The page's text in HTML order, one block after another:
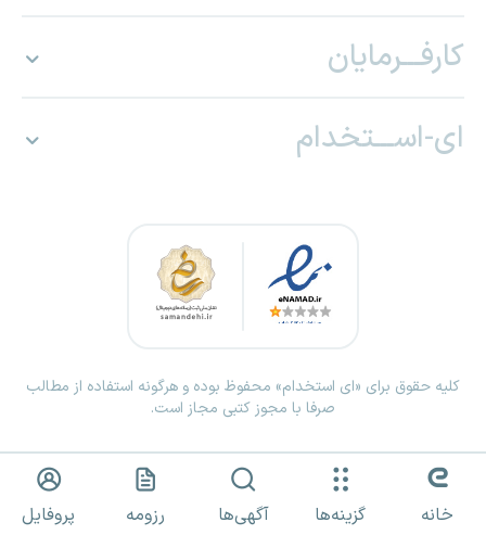
کارفـــرمایان
ای-اســـتخدام
کلیه حقوق برای «ای استخدام» محفوظ بوده و هرگونه استفاده از مطالب
صرفا با مجوز کتبی مجاز است.
خانه گزینه‌ها آگهی‌ها رزومه پروفایل